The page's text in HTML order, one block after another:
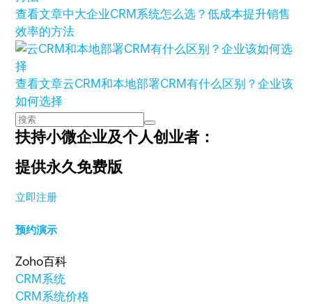
查看文章中大企业CRM系统怎么选？低成本提升销售
效率的方法
查看文章云CRM和本地部署CRM有什么区别？企业该
如何选择
扶持小微企业及个人创业者：
提供永久免费版
立即注册
预约演示
Zoho百科
CRM系统
CRM系统价格